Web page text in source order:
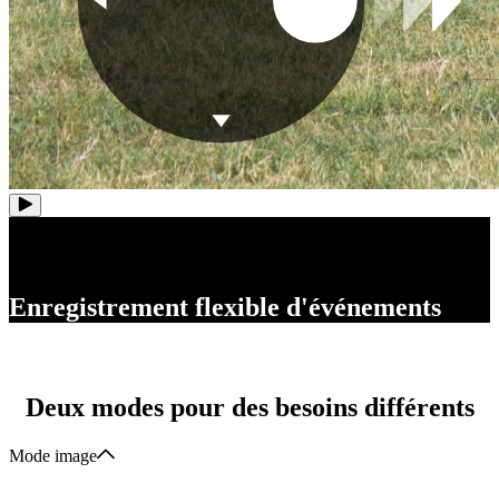
Enregistrement flexible d'événements
Deux modes pour des besoins différents
Mode image